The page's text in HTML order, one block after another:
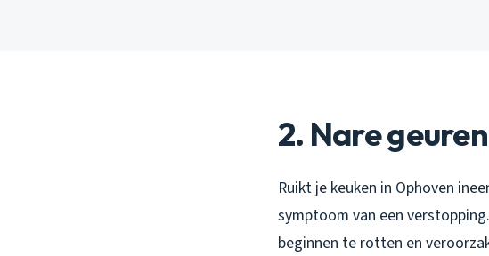
2. Nare
Ruikt je keuken in Ophoven
symptoom van een
beginnen te rotten en